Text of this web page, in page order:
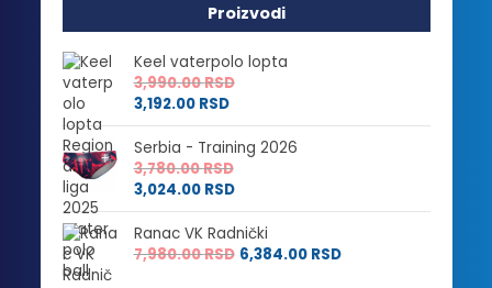
Proizvodi
Keel vaterpolo lopta
3,990.00RSD
3,192.00 RSD
Serbia - Training 2026
3,780.00RSD
3,024.00 RSD
Ranac VK Radnički
7,980.00RSD 6,384.00 RSD